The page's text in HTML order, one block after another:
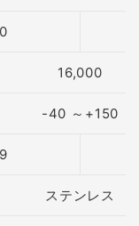
16,000
-40 ～+150
ステンレス